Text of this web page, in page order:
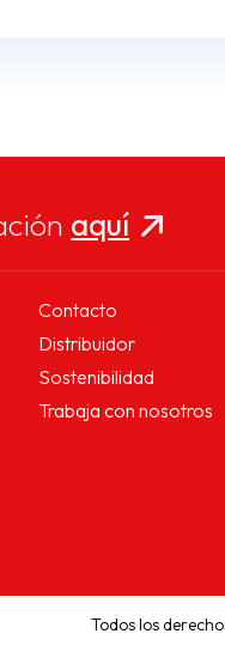
aquí
Contacto
Distribuidor
Sostenibilidad
Trabaja con nosotros
Todos los